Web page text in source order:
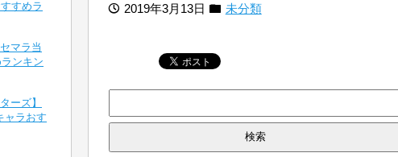
すめラ
マラ当
ンキン
ーズ】
ャラおす
2019年3月13日 未分類
索: